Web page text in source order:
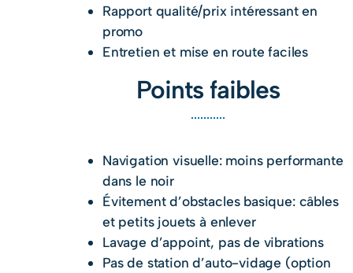
Rapport qualité/prix intéressant en
promo
Entretien et mise en route faciles
Points faibles
Navigation visuelle: moins performante
dans le noir
Évitement d’obstacles basique: câbles
et petits jouets à enlever
Lavage d’appoint, pas de vibrations
Pas de station d’auto-vidage (option